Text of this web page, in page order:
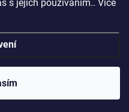
s jejich používáním.. Více
Shoptet
. Všechna práva vyhrazena.